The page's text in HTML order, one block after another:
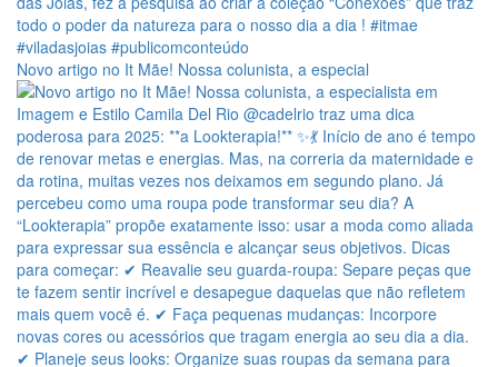
Novo artigo no It Mãe! Nossa colunista, a especial